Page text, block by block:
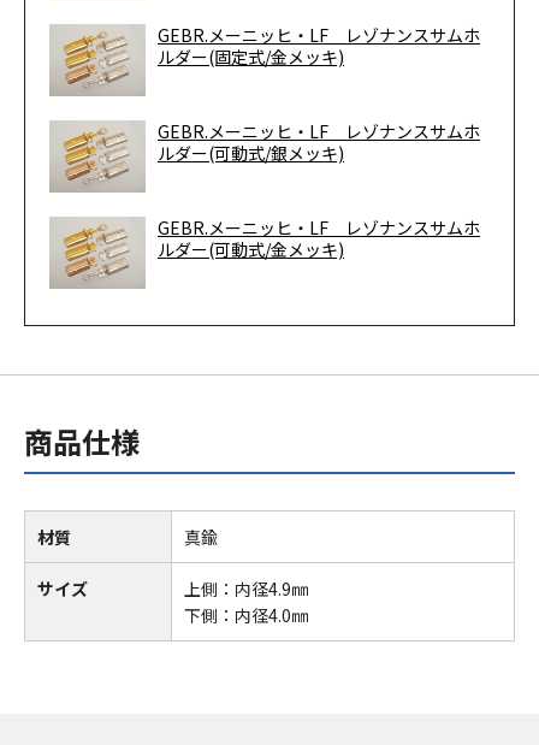
GEBR.メーニッヒ・LF レゾナンスサムホ
ルダー(固定式/金メッキ)
GEBR.メーニッヒ・LF レゾナンスサムホ
ルダー(可動式/銀メッキ)
GEBR.メーニッヒ・LF レゾナンスサムホ
ルダー(可動式/金メッキ)
商品仕様
材質 真鍮
サイズ
上側：内径4.9㎜
下側：内径4.0㎜